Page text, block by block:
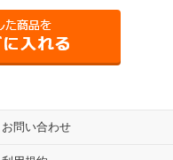
お問い合わせ